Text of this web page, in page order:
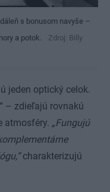
s bonusom navyše –
a potok.
Zdroj: Billy
jeden optický celok.
– zdieľajú rovnakú
atmosféry. „Fungujú
charakterizujú